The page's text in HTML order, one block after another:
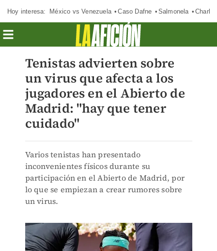
Hoy interesa: México vs Venezuela Caso Dafne Salmonela
Tenistas advierten sobre
un virus que afecta a los
jugadores en el Abierto de
Madrid: "hay que tener
cuidado"
Varios tenistas han presentado
inconvenientes físicos durante su
participación en el Abierto de Madrid, por
lo que se empiezan a crear rumores sobre
un virus.